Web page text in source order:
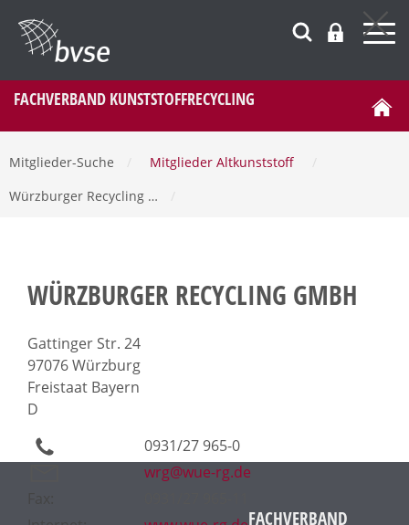
FACHVERBAND KUNSTSTOFFRECYCLING
Mitglieder-Suche Mitglieder Altkunststoff
Würzburger Recycling …
WÜRZBURGER RECYCLING GMBH
Gattinger Str. 24
97076 Würzburg
Freistaat Bayern
D
0931/27 965-0
wrg@wue-rg.de
FACHVERBAND